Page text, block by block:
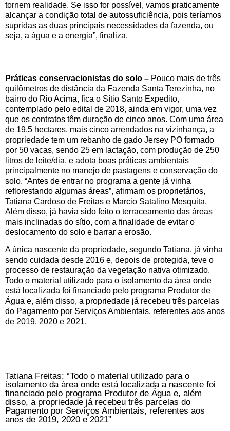
tornem realidade. Se isso for possível, vamos praticamente
alcançar a condição total de autossuficiência, pois teríamos
supridas as duas principais necessidades da fazenda, ou
seja, a água e a energia”, finaliza.
Práticas conservacionistas do solo – Pouco mais de três
quilômetros de distância da Fazenda Santa Terezinha, no
bairro do Rio Acima, fica o Sítio Santo Expedito,
contemplado pelo edital de 2018, ainda em vigor, uma vez
que os contratos têm duração de cinco anos. Com uma área
de 19,5 hectares, mais cinco arrendados na vizinhança, a
propriedade tem um rebanho de gado Jersey PO formado
por 50 vacas, sendo 25 em lactação, com produção de 250
litros de leite/dia, e adota boas práticas ambientais
principalmente no manejo de pastagens e conservação do
solo. “Antes de entrar no programa a gente já vinha
reflorestando algumas áreas”, afirmam os proprietários,
Tatiana Cardoso de Freitas e Marcio Satalino Mesquita.
Além disso, já havia sido feito o terraceamento das áreas
mais inclinadas do sítio, com a finalidade de evitar o
deslocamento do solo e barrar a erosão.
A única nascente da propriedade, segundo Tatiana, já vinha
sendo cuidada desde 2016 e, depois de protegida, teve o
processo de restauração da vegetação nativa otimizado.
Todo o material utilizado para o isolamento da área onde
está localizada foi financiado pelo programa Produtor de
Água e, além disso, a propriedade já recebeu três parcelas
do Pagamento por Serviços Ambientais, referentes aos anos
de 2019, 2020 e 2021.
Tatiana Freitas: “Todo o material utilizado para o
isolamento da área onde está localizada a nascente foi
financiado pelo programa Produtor de Água e, além
disso, a propriedade já recebeu três parcelas do
Pagamento por Serviços Ambientais, referentes aos
anos de 2019, 2020 e 2021”